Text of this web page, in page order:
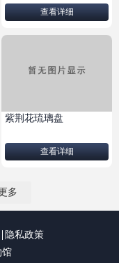
查看详细
紫荆花琉璃盘
查看详细
多
隐私政策
馆